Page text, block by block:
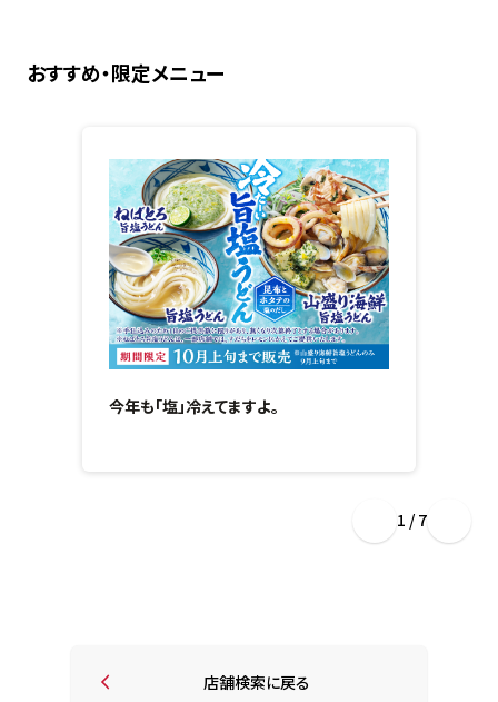
おすすめ・限定メニュー
今年も「塩」冷えてますよ。
1 / 7
店舗検索に戻る